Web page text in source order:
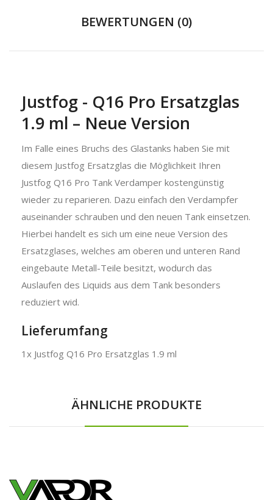
BEWERTUNGEN (0)
Justfog - Q16 Pro Ersatzglas
1.9 ml – Neue Version
Im Falle eines Bruchs des Glastanks haben Sie mit
diesem Justfog Ersatzglas die Möglichkeit Ihren
Justfog Q16 Pro Tank Verdamper kostengünstig
wieder zu reparieren. Dazu einfach den Verdampfer
auseinander schrauben und den neuen Tank einsetzen.
Hierbei handelt es sich um eine neue Version des
Ersatzglases, welches am oberen und unteren Rand
eingebaute Metall-Teile besitzt, wodurch das
Auslaufen des Liquids aus dem Tank besonders
reduziert wid.
Lieferumfang
1x Justfog Q16 Pro Ersatzglas 1.9 ml
ÄHNLICHE PRODUKTE